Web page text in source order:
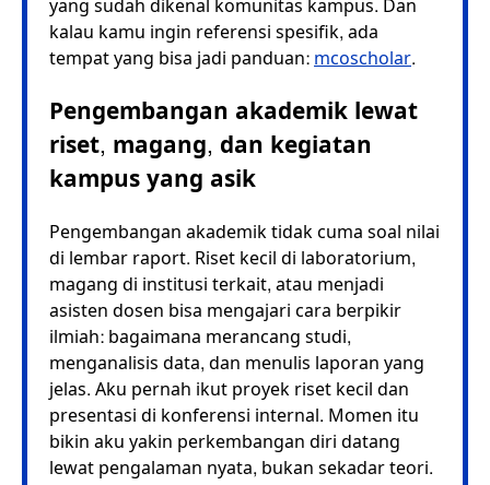
kalau kamu ingin referensi spesifik, ada
tempat yang bisa jadi panduan:mcoscholar.
Pengembangan akademik lewat
riset, magang, dan kegiatan
kampus yang asik
Pengembangan akademik tidak cuma soal nilai
di lembar raport. Riset kecil di laboratorium,
magang di institusi terkait, atau menjadi
asisten dosen bisa mengajari cara berpikir
ilmiah: bagaimana merancang studi,
menganalisis data, dan menulis laporan yang
jelas. Aku pernah ikut proyek riset kecil dan
presentasi di konferensi internal. Momen itu
bikin aku yakin perkembangan diri datang
lewat pengalaman nyata, bukan sekadar teori.